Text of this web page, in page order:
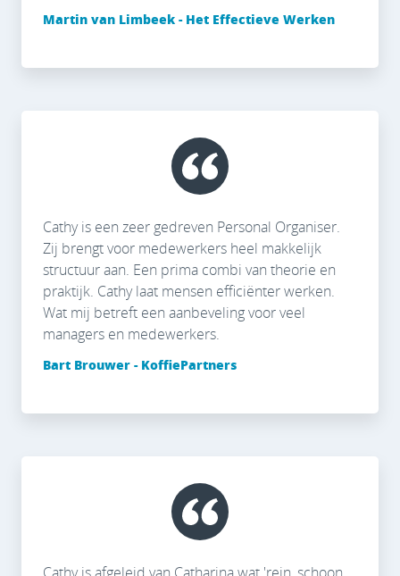
Martin van Limbeek - Het Effectieve Werken
Cathy is een zeer gedreven Personal Organiser.
Zij brengt voor medewerkers heel makkelijk
structuur aan. Een prima combi van theorie en
praktijk. Cathy laat mensen efficiënter werken.
Wat mij betreft een aanbeveling voor veel
managers en medewerkers.
Bart Brouwer - KoffiePartners